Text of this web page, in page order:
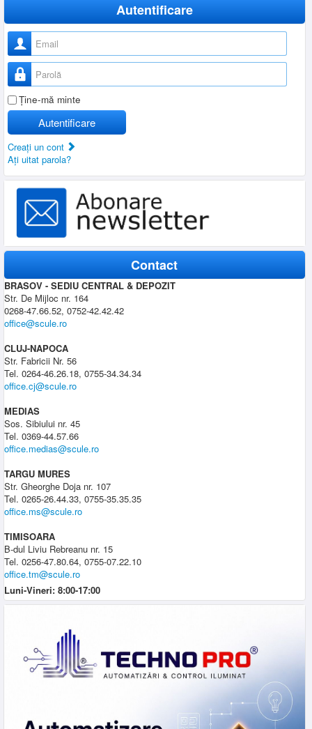
Autentificare
Nume utilizator
Parolă
Ţine-mă minte
Autentificare
Creaţi un cont
Aţi uitat parola?
Contact
BRASOV - SEDIU CENTRAL & DEPOZIT
Str. De Mijloc nr. 164
0268-47.66.52, 0752-42.42.42
office@scule.ro
CLUJ-NAPOCA
Str. Fabricii Nr. 56
Tel. 0264-46.26.18, 0755-34.34.34
office.cj@scule.ro
MEDIAS
Sos. Sibiului nr. 45
Tel. 0369-44.57.66
office.medias@scule.ro
TARGU MURES
Str. Gheorghe Doja nr. 107
Tel. 0265-26.44.33, 0755-35.35.35
office.ms@scule.ro
TIMISOARA
B-dul Liviu Rebreanu nr. 15
Tel. 0256-47.80.64, 0755-07.22.10
office.tm@scule.ro
Luni-Vineri: 8:00-17:00